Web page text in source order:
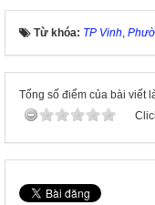
Từ khóa: TP Vinh,
Tổng số điểm của bài viết